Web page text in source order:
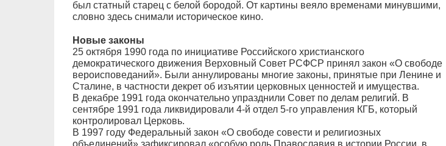
был статный старец с белой бородой. От картины веяло временами минувшими,
словно здесь снимали историческое кино.
Новые законы
25 октября 1990 года по инициативе Российского христианского
демократического движения Верховный Совет РСФСР принял закон «О свободе
вероисповеданий». Были аннулированы многие законы, принятые при Ленине и
Сталине, в частности декрет об изъятии церковных ценностей и имущества.
В декабре 1991 года окончательно упразднили Совет по делам религий. В
сентябре 1991 года ликвидировали 4-й отдел 5-го управления КГБ, который
контролировал Церковь.
В 1997 году Федеральный закон «О свободе совести и религиозных
объединений» зафиксировал «особую роль Православия в истории России, в